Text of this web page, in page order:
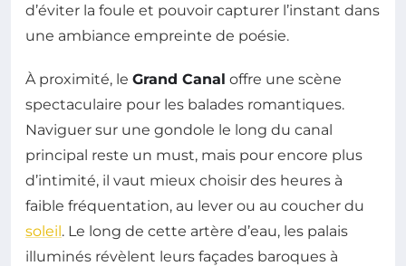
d’éviter la foule et pouvoir capturer l’instant dans
une ambiance empreinte de poésie.
À proximité, le Grand Canal offre une scène
spectaculaire pour les balades romantiques.
Naviguer sur une gondole le long du canal
principal reste un must, mais pour encore plus
d’intimité, il vaut mieux choisir des heures à
faible fréquentation, au lever ou au coucher du
soleil. Le long de cette artère d’eau, les palais
illuminés révèlent leurs façades baroques à